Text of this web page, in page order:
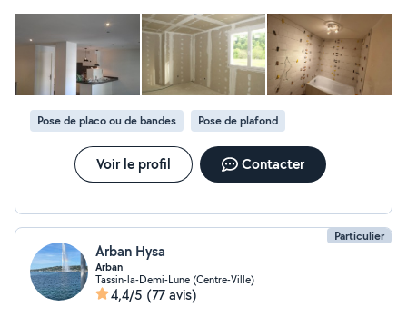
d'isolation et de peinture et de placo domaine où on l'a fait
intervenir .il est performant et a un grand panel de savoirs-
faires .Il nous a conseillé sur l'isolation intérieure et a fait le job,
notre intérieur et nous en sommes très contents du résultat
ultat, comme pour celui de l'isolation extérieure .Les peintures
sont impeccables et la propreté du chantier aussi. Notre
chantier a été fini cette semaine ,et nous en sommes très
contents .Mr Azzal est de très bons conseils. Vous pouvez lui
faire confiance pour vos travaux .en plus il est bienveillant et
très compréhensif.Personne très pro.
Pose de placo ou de bandes Pose de plafond
Voir le profil Contacter
Particulier
Arban Hysa
Arban
Tassin-la-Demi-Lune (Centre-Ville)
4,4/5 (77 avis)